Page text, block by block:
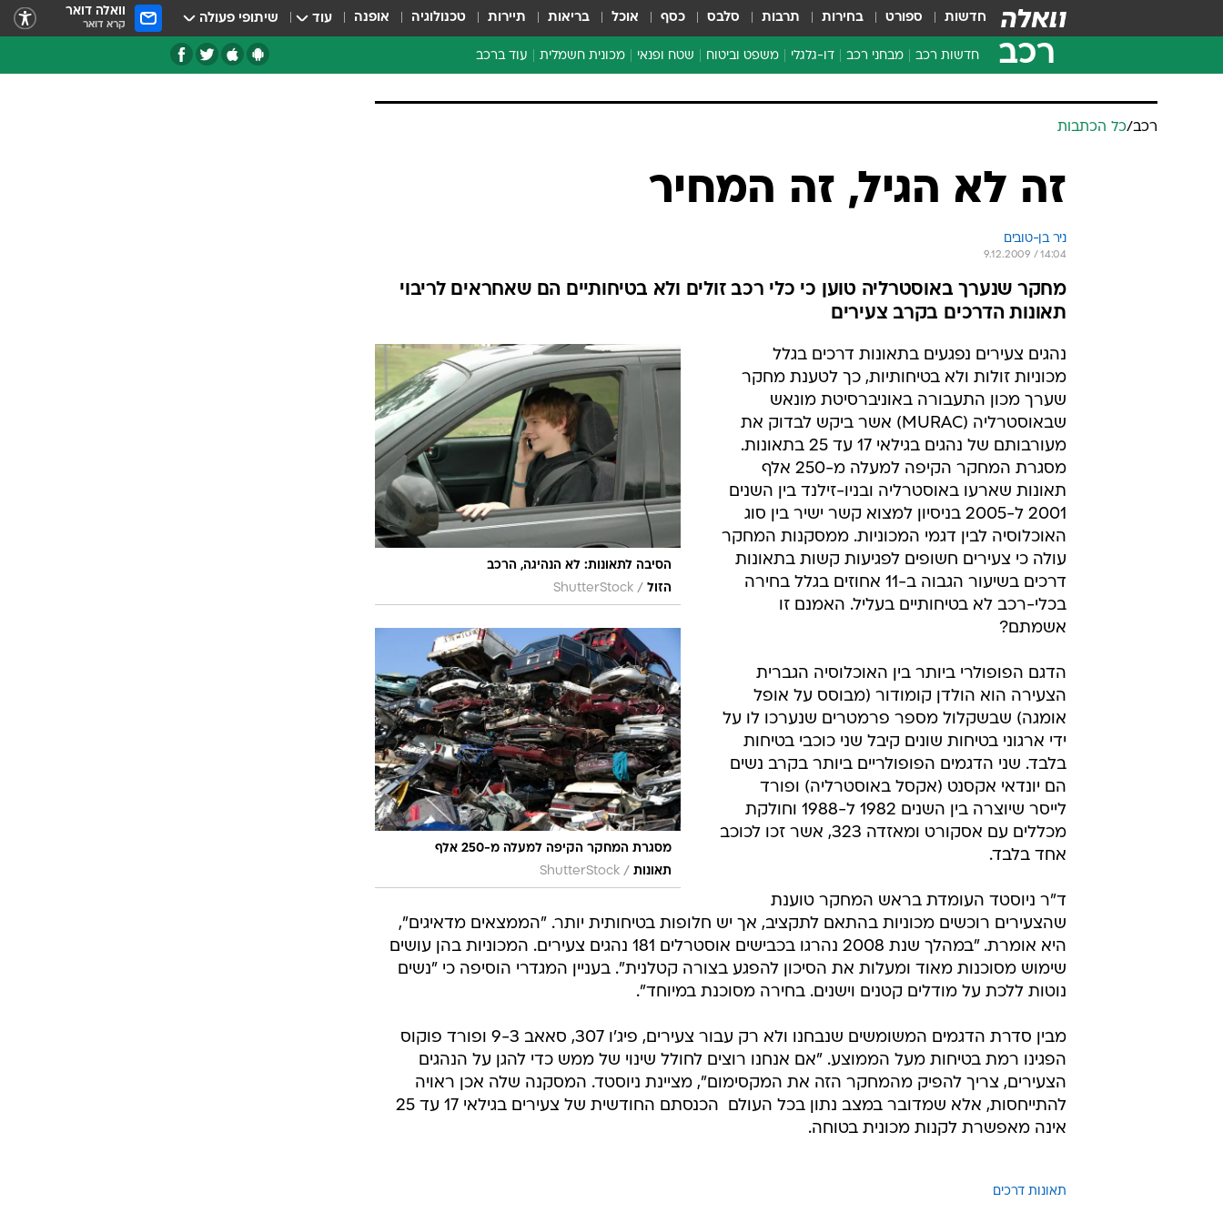
חדשות ספורט בחירות תרבות סלבס כסף אוכל בריאות תיירות טכנולוגיה אופנה עוד שיתופי פעולה וואלה דואר
קרא דואר
רכב חדשות רכב מבחני רכב דו-גלגלי משפט וביטוח שטח ופנאי מכונית חשמלית עוד ברכב
צרכנות
טכנולוגיה
בטיחות
סדנאות ושיפורים
דעות
כל הכתבות
ארכיון מדורים סוגרים שנה
פוטו רצח
טוטאלוס
כתבו לנו
רכב/כל הכתבות
זה לא הגיל, זה המחיר
ניר בן-טובים
9.12.2009 / 14:04
מחקר שנערך באוסטרליה טוען כי כלי רכב זולים ולא בטיחותיים הם שאחראים לריבוי
תאונות הדרכים בקרב צעירים
הסיבה לתאונות: לא הנהיגה, הרכב
הזול /
ShutterStock
מסגרת המחקר הקיפה למעלה מ-250 אלף
תאונות /
ShutterStock
נהגים צעירים נפגעים בתאונות דרכים בגלל
מכוניות זולות ולא בטיחותיות, כך לטענת מחקר
שערך מכון התעבורה באוניברסיטת מונאש
שבאוסטרליה (MURAC) אשר ביקש לבדוק את
מעורבותם של נהגים בגילאי 17 עד 25 בתאונות.
מסגרת המחקר הקיפה למעלה מ-250 אלף
תאונות שארעו באוסטרליה ובניו-זילנד בין השנים
2001 ל-2005 בניסיון למצוא קשר ישיר בין סוג
האוכלוסיה לבין דגמי המכוניות. ממסקנות המחקר
עולה כי צעירים חשופים לפגיעות קשות בתאונות
דרכים בשיעור הגבוה ב-11 אחוזים בגלל בחירה
בכלי-רכב לא בטיחותיים בעליל. האמנם זו
אשמתם?
הדגם הפופולרי ביותר בין האוכלוסיה הגברית
הצעירה הוא הולדן קומודור (מבוסס על אופל
אומגה) שבשקלול מספר פרמטרים שנערכו לו על
ידי ארגוני בטיחות שונים קיבל שני כוכבי בטיחות
בלבד. שני הדגמים הפופולריים ביותר בקרב נשים
הם יונדאי אקסנט (אקסל באוסטרליה) ופורד
לייסר שיוצרה בין השנים 1982 ל-1988 וחולקת
מכללים עם אסקורט ומאזדה 323, אשר זכו לכוכב
אחד בלבד.
ד"ר ניוסטד העומדת בראש המחקר טוענת
שהצעירים רוכשים מכוניות בהתאם לתקציב, אך יש חלופות בטיחותית יותר. "הממצאים מדאיגים",
היא אומרת. "במהלך שנת 2008 נהרגו בכבישים אוסטרלים 181 נהגים צעירים. המכוניות בהן עושים
שימוש מסוכנות מאוד ומעלות את הסיכון להפגע בצורה קטלנית". בעניין המגדרי הוסיפה כי "נשים
נוטות ללכת על מודלים קטנים וישנים. בחירה מסוכנת במיוחד".
מבין סדרת הדגמים המשומשים שנבחנו ולא רק עבור צעירים, פיג'ו 307, סאאב 9-3 ופורד פוקוס
הפגינו רמת בטיחות מעל הממוצע. "אם אנחנו רוצים לחולל שינוי של ממש כדי להגן על הנהגים
הצעירים, צריך להפיק מהמחקר הזה את המקסימום", מציינת ניוסטד. המסקנה שלה אכן ראויה
להתייחסות, אלא שמדובר במצב נתון בכל העולם  הכנסתם החודשית של צעירים בגילאי 17 עד 25
אינה מאפשרת לקנות מכונית בטוחה.
תאונות דרכים